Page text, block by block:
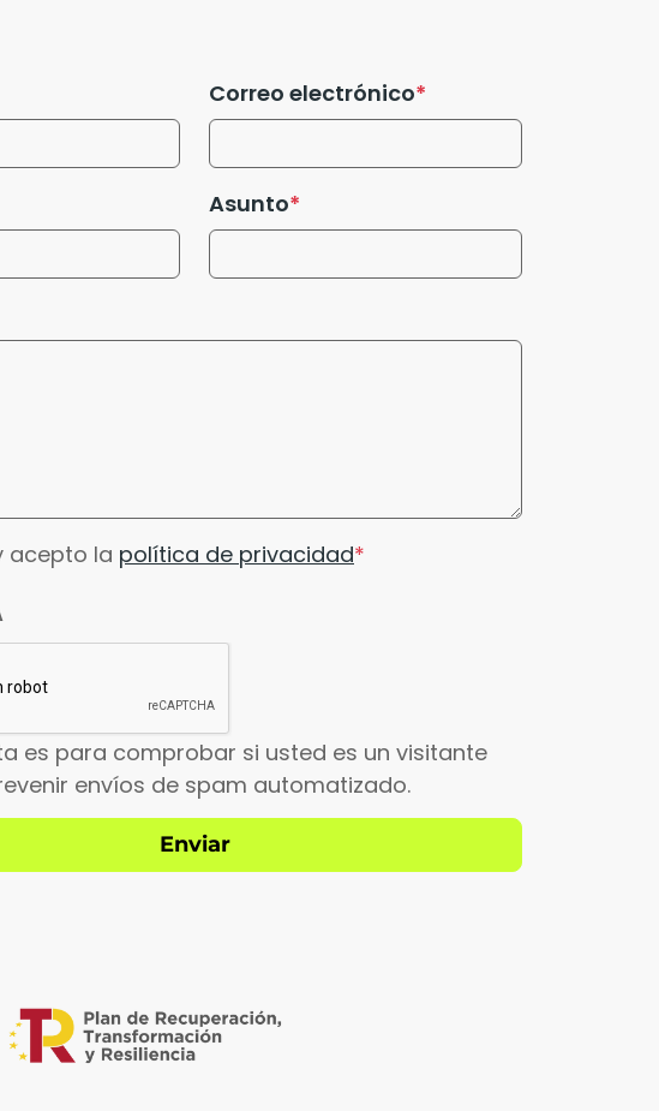
Correo electrónico
Asunto
acepto la política de privacidad
es para comprobar si usted es un visitante
envíos de spam automatizado.